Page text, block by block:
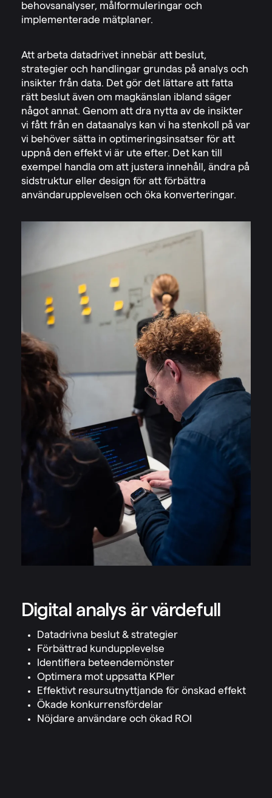
behovsanalyser, målformuleringar och
implementerade mätplaner.
Att arbeta datadrivet innebär att beslut,
strategier och handlingar grundas på analys och
insikter från data. Det gör det lättare att fatta
rätt beslut även om magkänslan ibland säger
något annat. Genom att dra nytta av de insikter
vi fått från en dataanalys kan vi ha stenkoll på var
vi behöver sätta in optimeringsinsatser för att
uppnå den effekt vi är ute efter. Det kan till
exempel handla om att justera innehåll, ändra på
sidstruktur eller design för att förbättra
användarupplevelsen och öka konverteringar.
Digital analys är värdefull
Datadrivna beslut & strategier
Förbättrad kundupplevelse
Identifiera beteendemönster
Optimera mot uppsatta KPIer
Effektivt resursutnyttjande för önskad effekt
Ökade konkurrensfördelar
Nöjdare användare och ökad ROI